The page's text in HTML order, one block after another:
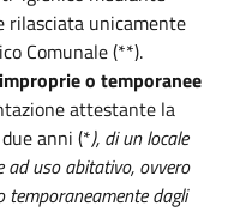
rilasciata unicamente
Comunale (**).
o temporanee
attestante la
anni (*), di un locale
uso abitativo, ovvero
temporaneamente dagli